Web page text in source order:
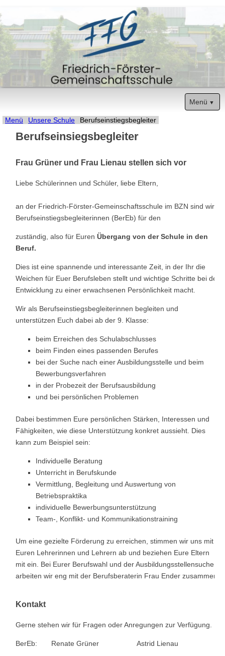
Menü
Navigation
überspringen
Start
Unsere Schule
Termine
Sozialarbeit
Eltern
Mensa
Menü Unsere Schule Berufseinstiegsbegleiter
Berufseinsiegsbegleiter
Frau Grüner und Frau Lienau stellen sich vor
Liebe Schülerinnen und Schüler, liebe Eltern,
an der Friedrich-Förster-Gemeinschaftsschule im BZN sind wir
Berufseinstiegsbegleiterinnen (BerEb) für den
zuständig, also für Euren Übergang von der Schule in den
Beruf.
Dies ist eine spannende und interessante Zeit, in der Ihr die
Weichen für Euer Berufsleben stellt und wichtige Schritte bei der
Entwicklung zu einer erwachsenen Persönlichkeit macht.
Wir als Berufseinstiegsbegleiterinnen begleiten und
unterstützen Euch dabei ab der 9. Klasse:
beim Erreichen des Schulabschlusses
beim Finden eines passenden Berufes
bei der Suche nach einer Ausbildungsstelle und beim
Bewerbungsverfahren
in der Probezeit der Berufsausbildung
und bei persönlichen Problemen
Dabei bestimmen Eure persönlichen Stärken, Interessen und
Fähigkeiten, wie diese Unterstützung konkret aussieht. Dies
kann zum Beispiel sein:
Individuelle Beratung
Unterricht in Berufskunde
Vermittlung, Begleitung und Auswertung von
Betriebspraktika
individuelle Bewerbungsunterstützung
Team-, Konflikt- und Kommunikationstraining
Um eine gezielte Förderung zu erreichen, stimmen wir uns mit
Euren Lehrerinnen und Lehrern ab und beziehen Eure Eltern
mit ein. Bei Eurer Berufswahl und der Ausbildungsstellensuche
arbeiten wir eng mit der Berufsberaterin Frau Ender zusammen.
Kontakt
Gerne stehen wir für Fragen oder Anregungen zur Verfügung.
BerEb: Renate Grüner Astrid Lienau